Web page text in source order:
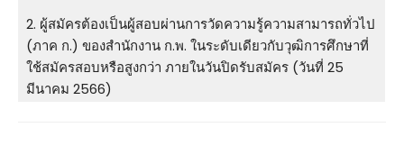
2. ผู้สมัครต้องเป็นผู้สอบผ่านการวัดความรู้ความสามารถทั่วไป
(ภาค ก.) ของสำนักงาน ก.พ. ในระดับเดียวกับวุฒิการศึกษาที่
ใช้สมัครสอบหรือสูงกว่า ภายในวันปิดรับสมัคร (วันที่ 25
มีนาคม 2566)